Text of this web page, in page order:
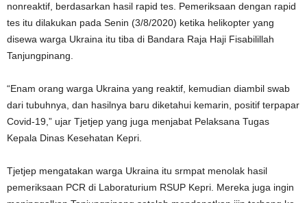
nonreaktif, berdasarkan hasil rapid tes. Pemeriksaan dengan rapid
tes itu dilakukan pada Senin (3/8/2020) ketika helikopter yang
disewa warga Ukraina itu tiba di Bandara Raja Haji Fisabilillah
Tanjungpinang.
“Enam orang warga Ukraina yang reaktif, kemudian diambil swab
dari tubuhnya, dan hasilnya baru diketahui kemarin, positif terpapar
Covid-19,” ujar Tjetjep yang juga menjabat Pelaksana Tugas
Kepala Dinas Kesehatan Kepri.
Tjetjep mengatakan warga Ukraina itu srmpat menolak hasil
pemeriksaan PCR di Laboraturium RSUP Kepri. Mereka juga ingin